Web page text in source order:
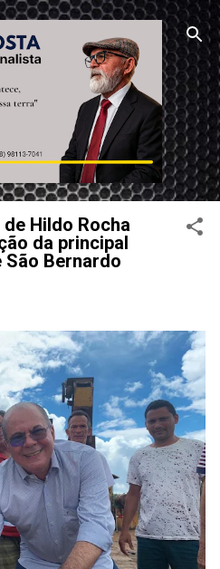
principal
Hildo Rocha
da principal
Bernardo